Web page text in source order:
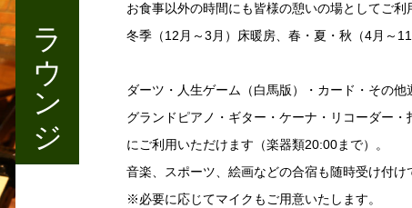
ラウンジ
お食事以外の時間にも皆様の憩いの場としてご利
冬季（12月～3月）床暖房、春・夏・秋（4月～
ダーツ・人生ゲーム（白馬版）・カード・その他
グランドピアノ・ギター・ケーナ・リコーダー・
にご利用いただけます（楽器類20:00まで）。
音楽、スポーツ、絵画などの合宿も随時受け付け
※必要に応じてマイクもご用意いたします。